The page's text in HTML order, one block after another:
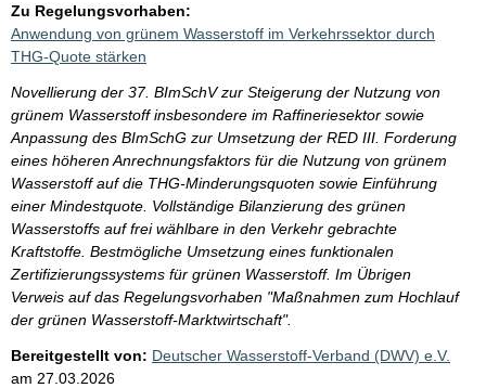
i
s
s
e
p
r
o
S
e
i
t
e
Zu Regelungsvorhaben:
Anwendung von grünem Wasserstoff im Verkehrssektor durch
THG-Quote stärken
Novellierung der 37. BImSchV zur Steigerung der Nutzung von
grünem Wasserstoff insbesondere im Raffineriesektor sowie
Anpassung des BImSchG zur Umsetzung der RED III. Forderung
eines höheren Anrechnungsfaktors für die Nutzung von grünem
Wasserstoff auf die THG-Minderungsquoten sowie Einführung
einer Mindestquote. Vollständige Bilanzierung des grünen
Wasserstoffs auf frei wählbare in den Verkehr gebrachte
Kraftstoffe. Bestmögliche Umsetzung eines funktionalen
Zertifizierungssystems für grünen Wasserstoff. Im Übrigen
Verweis auf das Regelungsvorhaben "Maßnahmen zum Hochlauf
der grünen Wasserstoff-Marktwirtschaft".
Bereitgestellt von: Deutscher Wasserstoff-Verband (DWV) e.V.
am 27.03.2026